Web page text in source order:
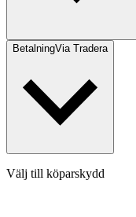
BetalningVia Tradera
Välj till köparskydd